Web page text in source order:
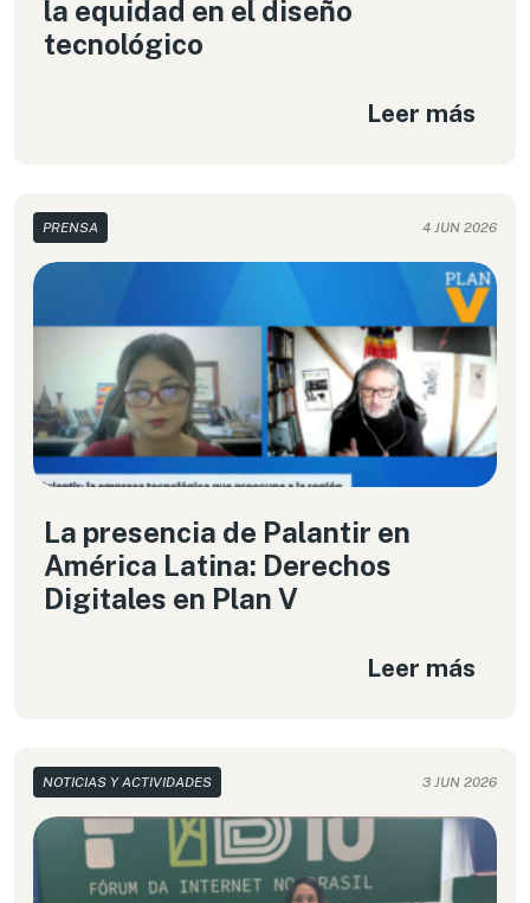
la equidad en el diseño
tecnológico
Leer más
PRENSA 4 JUN 2026
La presencia de Palantir en
América Latina: Derechos
Digitales en Plan V
Leer más
NOTICIAS Y ACTIVIDADES 3 JUN 2026